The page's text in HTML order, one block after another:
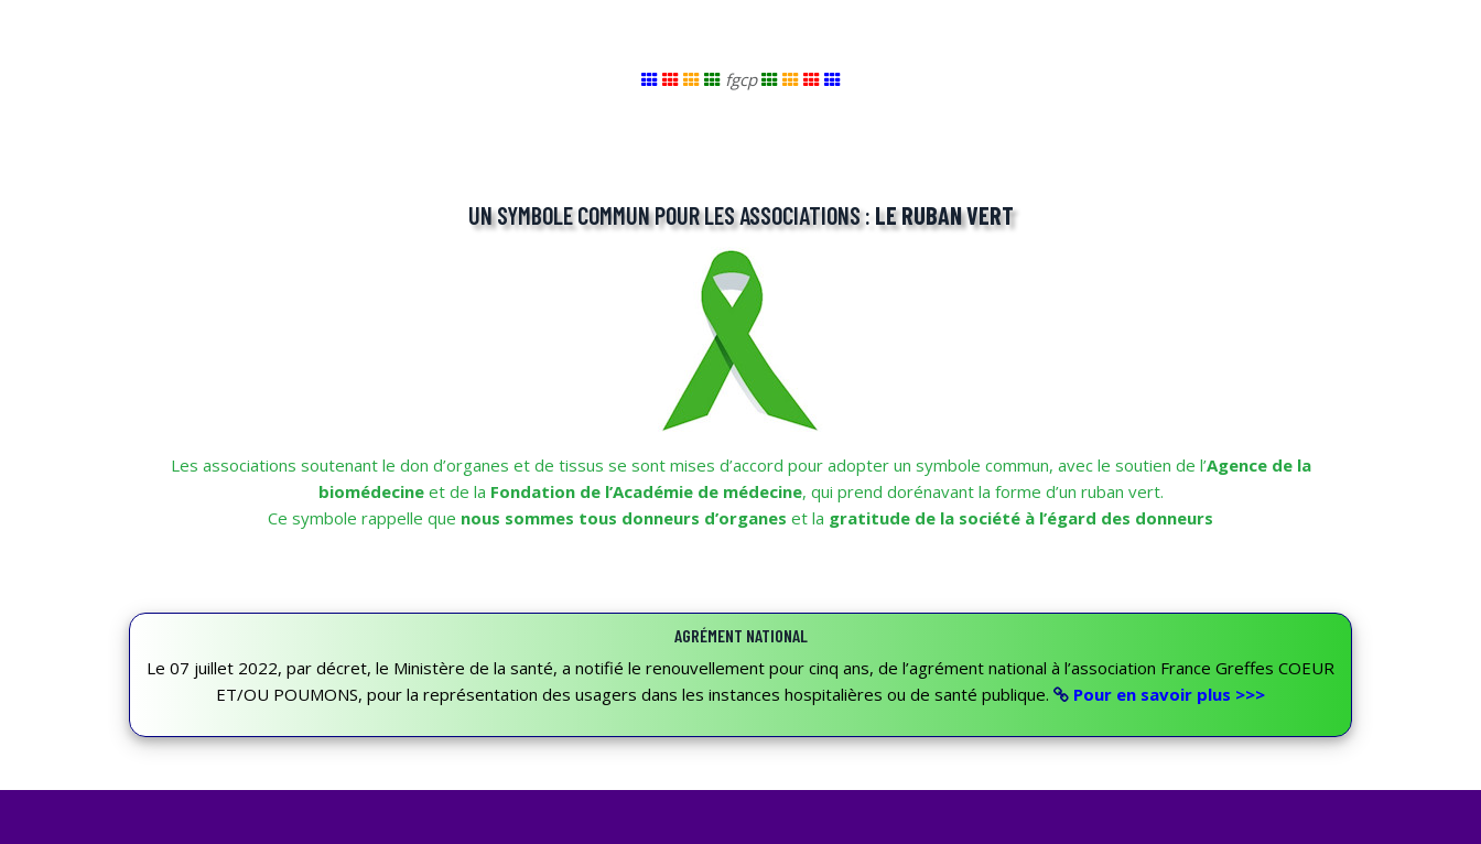
fgcp
UN SYMBOLE COMMUN POUR LES ASSOCIATIONS : LE RUBAN VERT
Les associations soutenant le don d’organes et de tissus se sont mises d’accord pour adopter un symbole commun, avec le soutien de l’Agence de la
biomédecineet de la Fondation de l’Académie de médecine, qui prend dorénavant la forme d’un ruban vert.
Ce symbole rappelle que nous sommes tous donneurs d’organes et la gratitude de la société à l’égard des donneurs
AGRÉMENT NATIONAL
Le 07 juillet 2022, par décret, le Ministère de la santé, a notifié le renouvellement pour cinq ans, de l’agrément national à l’association France Greffes COEUR
ET/OU POUMONS, pour la représentation des usagers dans les instances hospitalières ou de santé publique.
Pour en savoir plus >>>